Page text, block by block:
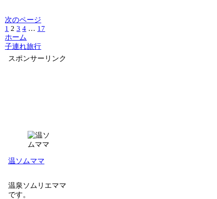
次のページ
1 2 3 4 … 17
ホーム
子連れ旅行
スポンサーリンク
温ソムママ
温泉ソムリエママ
です。